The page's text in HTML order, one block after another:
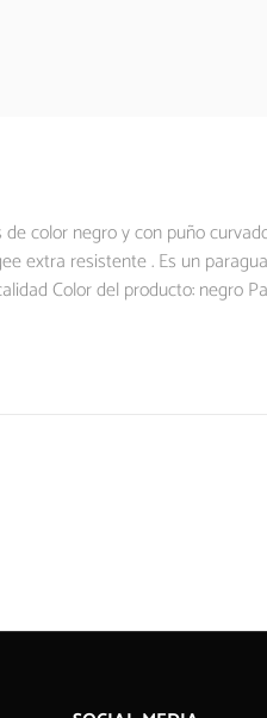
color negro y con puño
extra resistente . Es un
Color del producto: negro